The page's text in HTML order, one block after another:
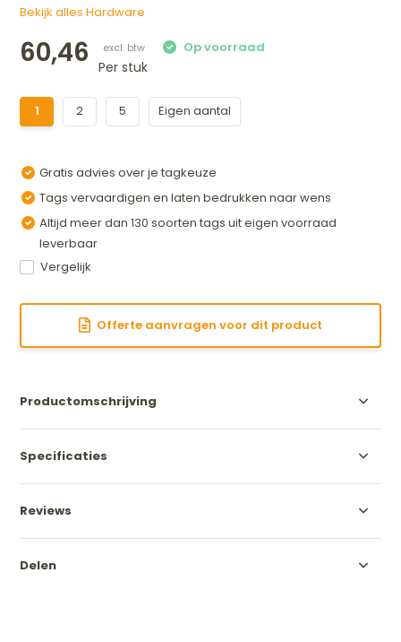
Bekijk alles Hardware
60,46 Per stuk
1 2 5 Eigen aantal
Gratis advies over je tagkeuze
Tags vervaardigen en laten bedrukken naar wens
Altijd meer dan 130 soorten tags uit eigen voorraad
leverbaar
Vergelijk
Offerte aanvragen voor dit product
Productomschrijving
Specificaties
Reviews
Delen